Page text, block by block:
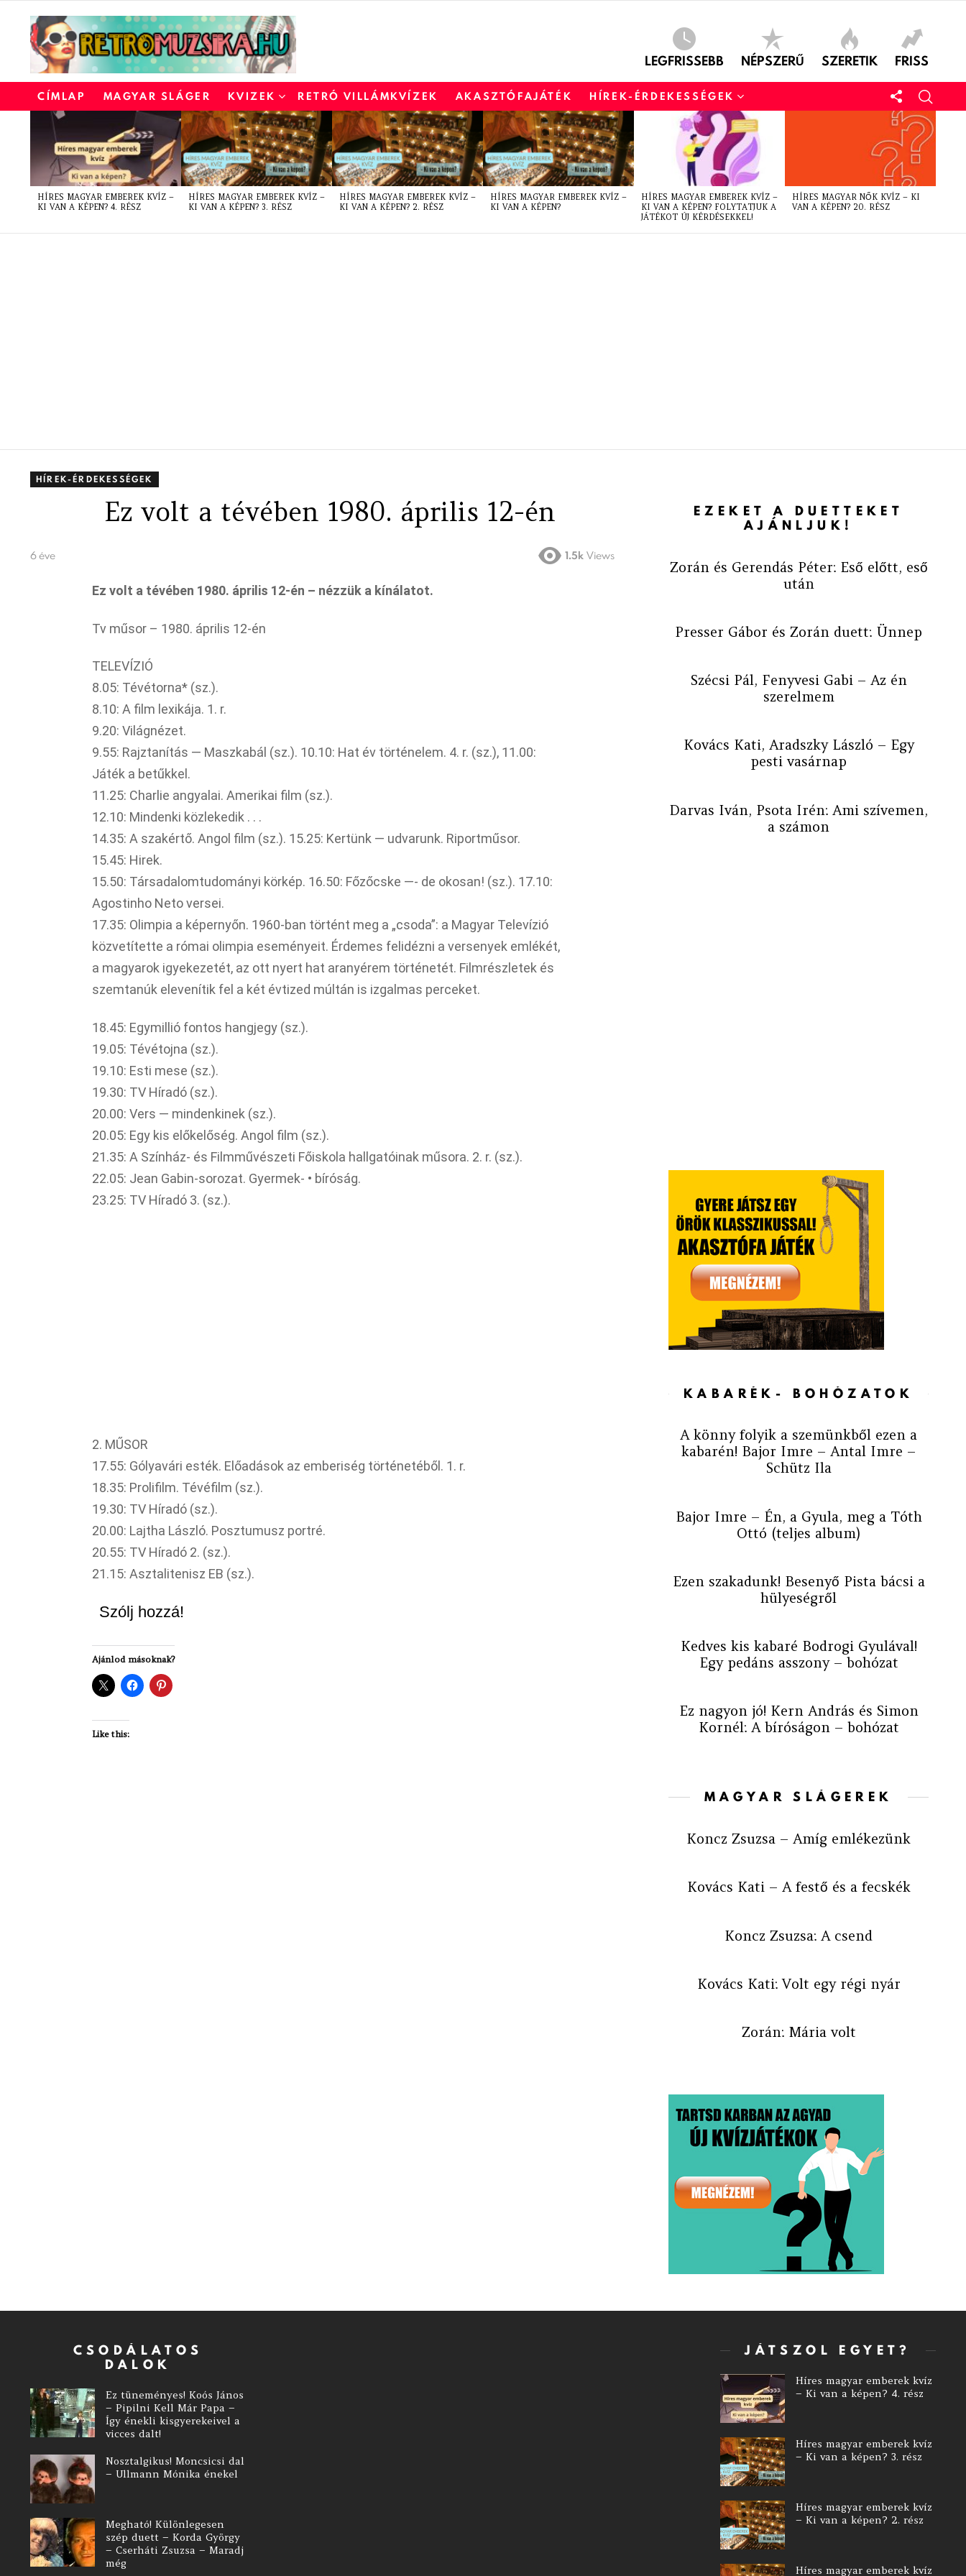
LEGFRISSEBB NÉPSZERŰ SZERETIK FRISS
CÍMLAP MAGYAR SLÁGER KVIZEK RETRÓ VILLÁMKVÍZEK AKASZTÓFAJÁTÉK HÍREK-ÉRDEKESSÉGEK
LATEST
STORIES
HÍRES MAGYAR EMBEREK KVÍZ –
KI VAN A KÉPEN? 4. RÉSZ
HÍRES MAGYAR EMBEREK KVÍZ –
KI VAN A KÉPEN? 3. RÉSZ
HÍRES MAGYAR EMBEREK KVÍZ –
KI VAN A KÉPEN? 2. RÉSZ
HÍRES MAGYAR EMBEREK KVÍZ –
KI VAN A KÉPEN?
HÍRES MAGYAR EMBEREK KVÍZ –
KI VAN A KÉPEN? FOLYTATJUK A
JÁTÉKOT ÚJ KÉRDÉSEKKEL!
HÍRES MAGYAR NŐK KVÍZ – KI
VAN A KÉPEN? 20. RÉSZ
HÍREK-ÉRDEKESSÉGEK
Ez volt a tévében 1980. április 12-én
6 éve 1.5k Views
Ez volt a tévében 1980. április 12-én – nézzük a kínálatot.
Tv műsor – 1980. április 12-én
TELEVÍZIÓ
8.05: Tévétorna* (sz.).
8.10: A film lexikája. 1. r.
9.20: Világnézet.
9.55: Rajztanítás — Maszkabál (sz.). 10.10: Hat év történelem. 4. r. (sz.), 11.00:
Játék a betűkkel.
11.25: Charlie angyalai. Amerikai film (sz.).
12.10: Mindenki közlekedik . . .
14.35: A szakértő. Angol film (sz.). 15.25: Kertünk — udvarunk. Riportműsor.
15.45: Hirek.
15.50: Társadalomtudományi körkép. 16.50: Főzőcske —- de okosan! (sz.). 17.10:
Agostinho Neto versei.
17.35: Olimpia a képernyőn. 1960-ban történt meg a „csoda”: a Magyar Televízió
közvetítette a római olimpia eseményeit. Érdemes felidézni a versenyek emlékét,
a magyarok igyekezetét, az ott nyert hat aranyérem történetét. Filmrészletek és
szemtanúk elevenítik fel a két évtized múltán is izgalmas perceket.
18.45: Egymillió fontos hangjegy (sz.).
19.05: Tévétojna (sz.).
19.10: Esti mese (sz.).
19.30: TV Híradó (sz.).
20.00: Vers — mindenkinek (sz.).
20.05: Egy kis előkelőség. Angol film (sz.).
21.35: A Színház- és Filmművészeti Főiskola hallgatóinak műsora. 2. r. (sz.).
22.05: Jean Gabin-sorozat. Gyermek- • bíróság.
23.25: TV Híradó 3. (sz.).
2. MŰSOR
17.55: Gólyavári esték. Előadások az emberiség történetéből. 1. r.
18.35: Prolifilm. Tévéfilm (sz.).
19.30: TV Híradó (sz.).
20.00: Lajtha László. Posztumusz portré.
20.55: TV Híradó 2. (sz.).
21.15: Asztalitenisz EB (sz.).
Szólj hozzá!
Ajánlod másoknak?
Like this:
EZEKET A DUETTEKET
AJÁNLJUK!
Zorán és Gerendás Péter: Eső előtt, eső
után
Presser Gábor és Zorán duett: Ünnep
Szécsi Pál, Fenyvesi Gabi – Az én
szerelmem
Kovács Kati, Aradszky László – Egy
pesti vasárnap
Darvas Iván, Psota Irén: Ami szívemen,
a számon
KABARÉK- BOHÓZATOK
A könny folyik a szemünkből ezen a
kabarén! Bajor Imre – Antal Imre –
Schütz Ila
Bajor Imre – Én, a Gyula, meg a Tóth
Ottó (teljes album)
Ezen szakadunk! Besenyő Pista bácsi a
hülyeségről
Kedves kis kabaré Bodrogi Gyulával!
Egy pedáns asszony – bohózat
Ez nagyon jó! Kern András és Simon
Kornél: A bíróságon – bohózat
MAGYAR SLÁGEREK
Koncz Zsuzsa – Amíg emlékezünk
Kovács Kati – A festő és a fecskék
Koncz Zsuzsa: A csend
Kovács Kati: Volt egy régi nyár
Zorán: Mária volt
CSODÁLATOS
DALOK
Ez tüneményes! Koós János
– Pipilni Kell Már Papa –
Így énekli kisgyerekeivel a
vicces dalt!
Nosztalgikus! Moncsicsi dal
– Ullmann Mónika énekel
Megható! Különlegesen
szép duett – Korda György
– Cserháti Zsuzsa – Maradj
még
JÁTSZOL EGYET?
Híres magyar emberek kvíz
– Ki van a képen? 4. rész
Híres magyar emberek kvíz
– Ki van a képen? 3. rész
Híres magyar emberek kvíz
– Ki van a képen? 2. rész
Híres magyar emberek kvíz